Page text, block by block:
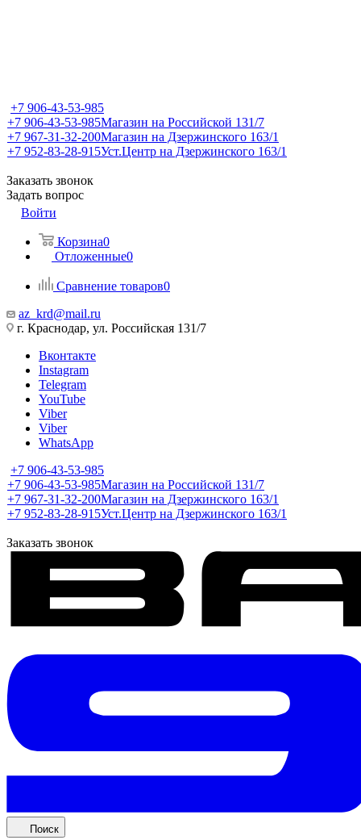
+7 906-43-53-985
+7 906-43-53-985Магазин на Российской 131/7
+7 967-31-32-200Магазин на Дзержинского 163/1
+7 952-83-28-915Уст.Центр на Дзержинского 163/1
Заказать звонок
Задать вопрос
Войти
Корзина0
Отложенные0
Сравнение товаров0
az_krd@mail.ru
г. Краснодар, ул. Российская 131/7
Вконтакте
Instagram
Telegram
YouTube
Viber
Viber
WhatsApp
+7 906-43-53-985
+7 906-43-53-985Магазин на Российской 131/7
+7 967-31-32-200Магазин на Дзержинского 163/1
+7 952-83-28-915Уст.Центр на Дзержинского 163/1
Заказать звонок
Поиск